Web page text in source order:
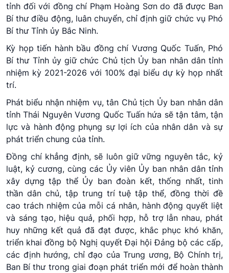
tỉnh đối với đồng chí Phạm Hoàng Sơn do đã được Ban
Bí thư điều động, luân chuyển, chỉ định giữ chức vụ Phó
Bí thư Tỉnh ủy Bắc Ninh.
Kỳ họp tiến hành bầu đồng chí Vương Quốc Tuấn, Phó
Bí thư Tỉnh ủy giữ chức Chủ tịch Ủy ban nhân dân tỉnh
nhiệm kỳ 2021-2026 với 100% đại biểu dự kỳ họp nhất
trí.
Phát biểu nhận nhiệm vụ, tân Chủ tịch Ủy ban nhân dân
tỉnh Thái Nguyên Vương Quốc Tuấn hứa sẽ tận tâm, tận
lực và hành động phụng sự lợi ích của nhân dân và sự
phát triển chung của tỉnh.
Đồng chí khẳng định, sẽ luôn giữ vững nguyên tắc, kỷ
luật, kỷ cương, cùng các Ủy viên Ủy ban nhân dân tỉnh
xây dựng tập thể Ủy ban đoàn kết, thống nhất, tinh
thần dân chủ, tập trung trí tuệ tập thể, đồng thời đề
cao trách nhiệm của mỗi cá nhân, hành động quyết liệt
và sáng tạo, hiệu quả, phối hợp, hỗ trợ lẫn nhau, phát
huy những kết quả đã đạt được, khắc phục khó khăn,
triển khai đồng bộ Nghị quyết Đại hội Đảng bộ các cấp,
các định hướng, chỉ đạo của Trung ương, Bộ Chính trị,
Ban Bí thư trong giai đoạn phát triển mới để hoàn thành